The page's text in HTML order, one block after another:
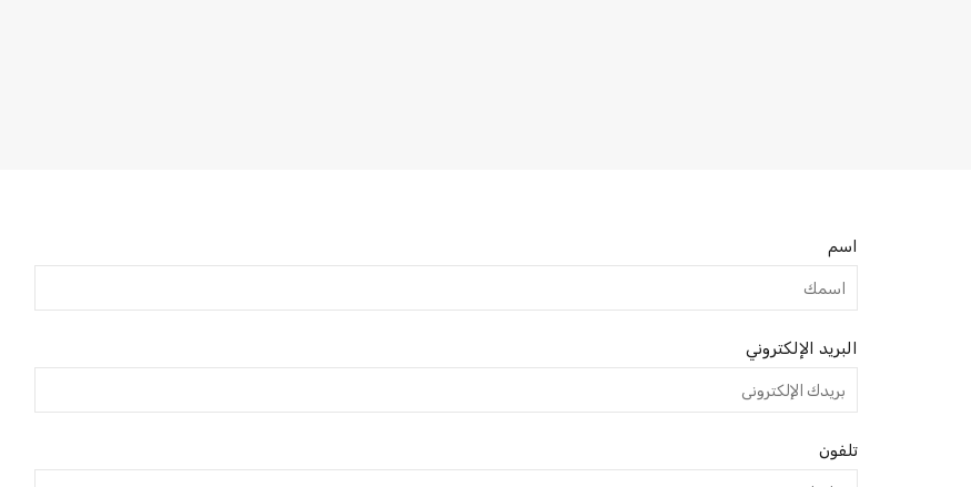
اسم
البريد الإلكتروني
تلفون